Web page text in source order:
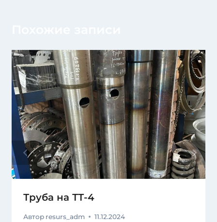
Труба на ТТ-4
Автор resurs_adm 11.12.2024